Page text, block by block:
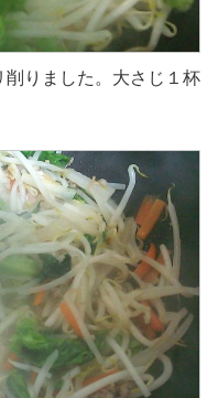
削りました。大さじ１杯